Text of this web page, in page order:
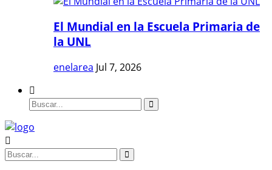
El Mundial en la Escuela Primaria de
la UNL
enelarea Jul 7, 2026